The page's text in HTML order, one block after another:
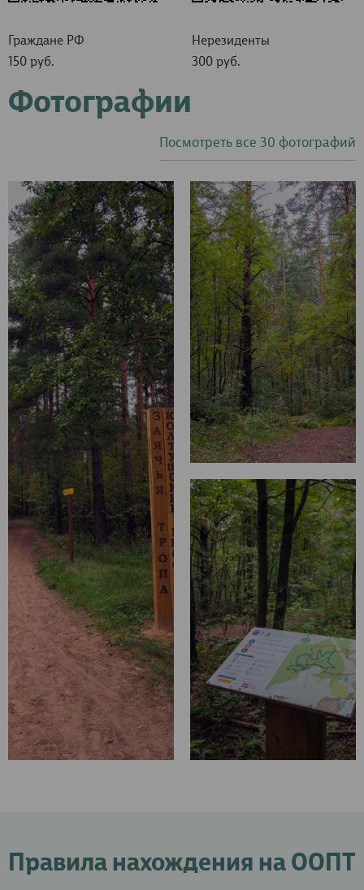
Граждане РФ
150 руб.
Нерезиденты
300 руб.
Фотографии
Посмотреть все 30 фотографий
Правила нахождения на ООПТ